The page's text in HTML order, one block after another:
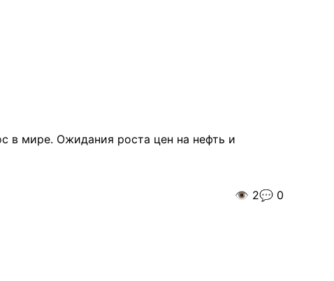
в мире. Ожидания роста цен на нефть и
👁️ 2💬 0